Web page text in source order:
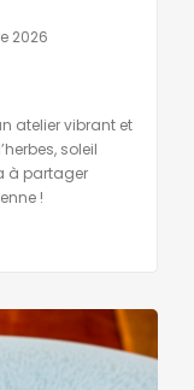
2026
atelier vibrant et
soleil
à partager
!